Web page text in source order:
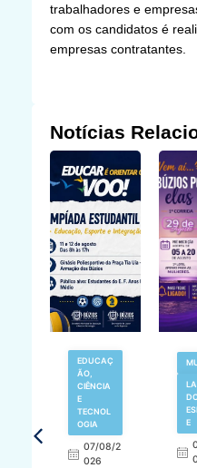
trabalhadores e
com os candidatos é
empresas contratantes.
Notícias
EDUCAÇ
ÃO,
CIÊNCIA
E
TECNOL
OGIA
07/08/2
026
E